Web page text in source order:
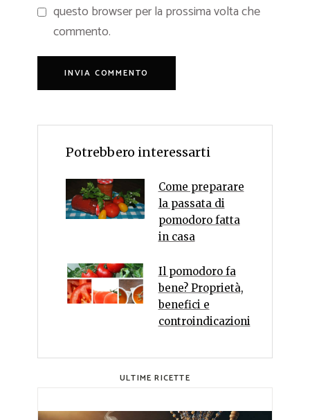
questo browser per la prossima volta che
commento.
Potrebbero interessarti
Come preparare
la passata di
pomodoro fatta
in casa
Il pomodoro fa
bene? Proprietà,
benefici e
controindicazioni
ULTIME RICETTE